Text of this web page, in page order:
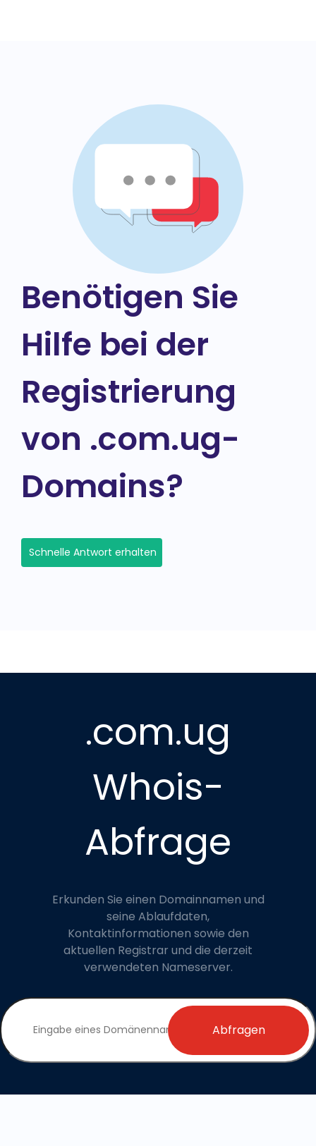
Benötigen Sie
Hilfe bei der
Registrierung
von .com.ug-
Domains?
Schnelle Antwort erhalten
.com.ug
Whois-
Abfrage
Erkunden Sie einen Domainnamen und
seine Ablaufdaten,
Kontaktinformationen sowie den
aktuellen Registrar und die derzeit
verwendeten Nameserver.
Abfragen